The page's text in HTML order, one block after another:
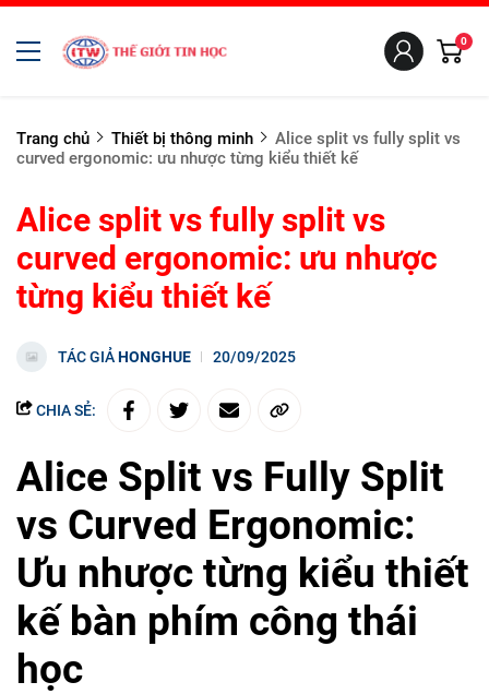
0
Trang chủ Thiết bị thông minh
Alice split vs fully split vs
curved ergonomic: ưu nhược từng kiểu thiết kế
Alice split vs fully split vs
curved ergonomic: ưu nhược
từng kiểu thiết kế
TÁC GIẢHONGHUE 20/09/2025
CHIA SẺ:
Alice Split vs Fully Split
vs Curved Ergonomic:
Ưu nhược từng kiểu thiết
kế bàn phím công thái
học